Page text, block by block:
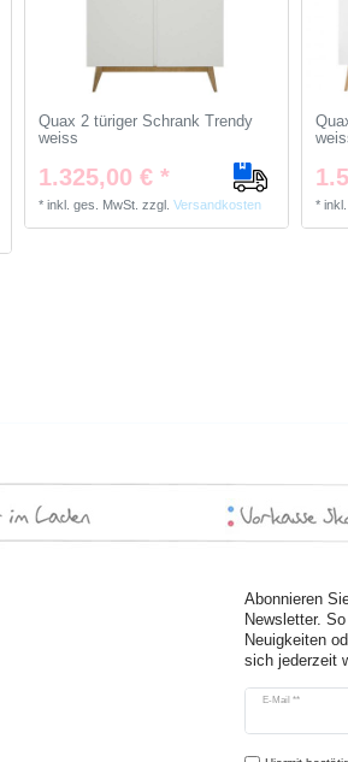
Quax 2 türiger Schrank Trendy
weiss
1.325,00 € *
*inkl. ges. MwSt. zzgl.Versandkosten *
Abonnieren
Newsletter.
Neuigkeiten
sich jederzeit
E-Mail **
Newsletter